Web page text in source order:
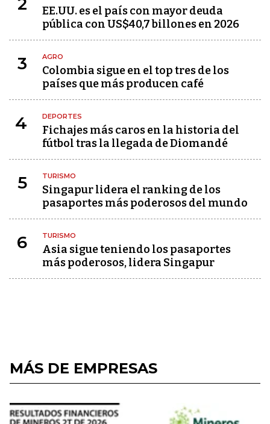
EE.UU. es el país con mayor deuda
pública con US$40,7 billones en 2026
3 AGRO
Colombia sigue en el top tres de los
países que más producen café
4 DEPORTES
Fichajes más caros en la historia del
fútbol tras la llegada de Diomandé
5 TURISMO
Singapur lidera el ranking de los
pasaportes más poderosos del mundo
6 TURISMO
Asia sigue teniendo los pasaportes
más poderosos, lidera Singapur
MÁS DE EMPRESAS